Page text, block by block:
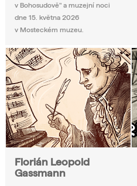
v Bohosudově" a muzejní noci
dne 15. května 2026
v Mosteckém muzeu.
Florián Leopold
Gassmann